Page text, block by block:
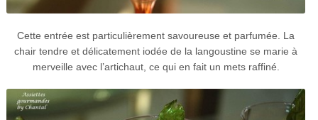
Cette entrée est particulièrement savoureuse et parfumée. La
chair tendre et délicatement iodée de la langoustine se marie à
merveille avec l’artichaut, ce qui en fait un mets raffiné.